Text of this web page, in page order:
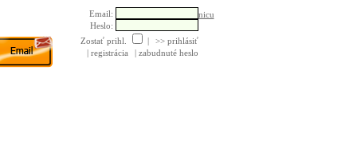
Poslať pohľadnicu
Email:
Heslo:
Zostať prihl.
|
>> prihlásiť
| registrácia
| zabudnuté heslo